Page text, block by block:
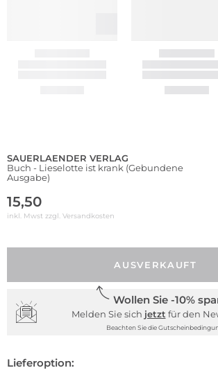
SAUERLAENDER VERLAG
Buch - Lieselotte ist krank (Gebundene
Ausgabe)
15,50
inkl. Mwst zzgl. Versandkosten
AUSVERKAUFT
Wollen Sie -10%
Melden Sie sich jetzt für den
Beachten Sie die
Lieferoption: